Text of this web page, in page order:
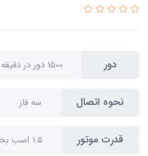
دور
نحوه اتصال
قدرت موتور